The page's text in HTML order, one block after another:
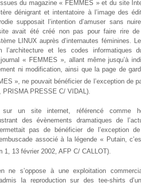
du magazine « FEMMES » et du site
dénigrant et intentatoire à l’image des
supposait l’intention d’amuser sans
avait été créé non pas pour faire rire
LINUX auprès d’internautes féminines.
l’architecture et les codes
« FEMMES », allant même jusqu’à
ni modification, ainsi que la page de
», ne pouvait bénéficier de l’exception de
PRISMA PRESSE C/ VIDAL).
un site internet, référencé comme
des évènements dramatiques de
pas de bénéficier de l’exception
associé à la légende « Putain,
1, 13 février 2002, AFP C/ CALLOT).
ne s’oppose à une exploitation
la reproduction sur des tee-shirts